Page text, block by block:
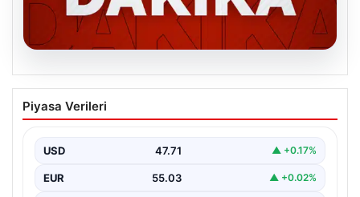
MGK’den 8 maddelik kritik bildiri: Dikkat
çeken ‘Terörsüz Bölge’ vurgusu
Piyasa Verileri
USD 47.71 ▲ +0.17%
EUR 55.03 ▲ +0.02%